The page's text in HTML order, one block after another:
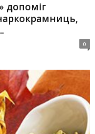
допоміг
0